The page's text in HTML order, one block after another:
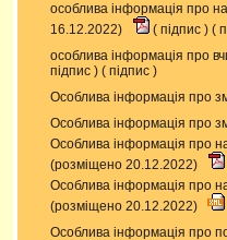
особлива інформація про
16.12.2022)
( підпис ) (
особлива інформація про
підпис ) ( підпис )
Особлива інформація про
Особлива інформація про
Особлива інформація про
(розміщено 20.12.2022)
Особлива інформація про
(розміщено 20.12.2022)
Особлива інформація про